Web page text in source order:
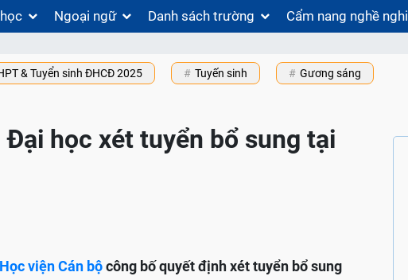
Ngoại ngữ Danh sách trường Cẩm nang nghề
& Tuyển sinh ĐHCĐ 2025 Tuyến sinh Gương sáng
học xét tuyển bổ sung tại
Học viện Cán bộcông bố quyết định xét tuyển bổ sung